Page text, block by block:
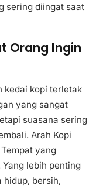
sering diingat saat
Orang Ingin
kedai kopi terletak
yang sangat
suasana sering
Arah Kopi
yang
lebih penting
hidup, bersih,